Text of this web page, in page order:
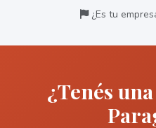
¿Es tu
¿Tenés